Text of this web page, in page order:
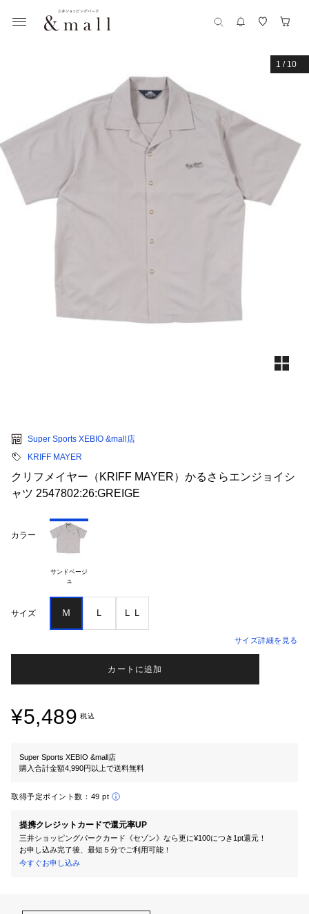
1 / 10
Super Sports XEBIO &mall店
KRIFF MAYER
クリフメイヤー（KRIFF MAYER）かるさらエンジョイシ
ャツ 2547802:26:GREIGE
カラー
サンドベージ
サイズ Ｍ Ｌ ＬＬ
サイズ詳細を見る
カートに追加
¥5,489 税込
Super Sports XEBIO &mall店
購入合計金額4,990円以上で送料無料
取得予定ポイント数： 49 pt
提携クレジットカードで還元率UP
三井ショッピングパークカード《セゾン》なら更に¥100につき1pt還元！
お申し込み完了後、最短５分でご利用可能！
今すぐお申し込み